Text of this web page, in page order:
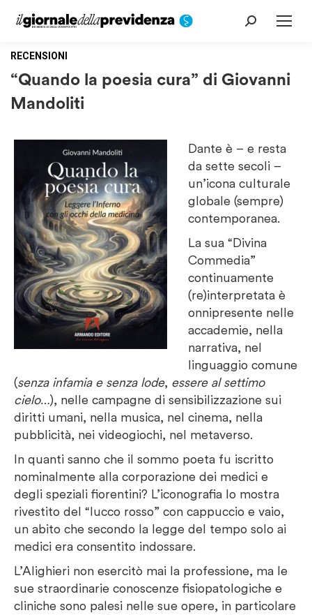
Cerca:
RECENSIONI
“Quando la poesia cura” di Giovanni
Mandoliti
Dante è – e resta
da sette secoli –
un’icona culturale
globale (sempre)
contemporanea.
La sua “Divina
Commedia”
continuamente
(re)interpretata è
onnipresente nelle
accademie, nella
narrativa, nel
linguaggio comune
(senza infamia e senza lode, essere al settimo
cielo…), nelle campagne di sensibilizzazione sui
diritti umani, nella musica, nel cinema, nella
pubblicità, nei videogiochi, nel metaverso.
In quanti sanno che il sommo poeta fu iscritto
nominalmente alla corporazione dei medici e
degli speziali fiorentini? L’iconografia lo mostra
rivestito del “lucco rosso” con cappuccio e vaio,
un abito che secondo la legge del tempo solo ai
medici era consentito indossare.
L’Alighieri non esercitò mai la professione, ma le
sue straordinarie conoscenze fisiopatologiche e
cliniche sono palesi nelle sue opere, in particolare